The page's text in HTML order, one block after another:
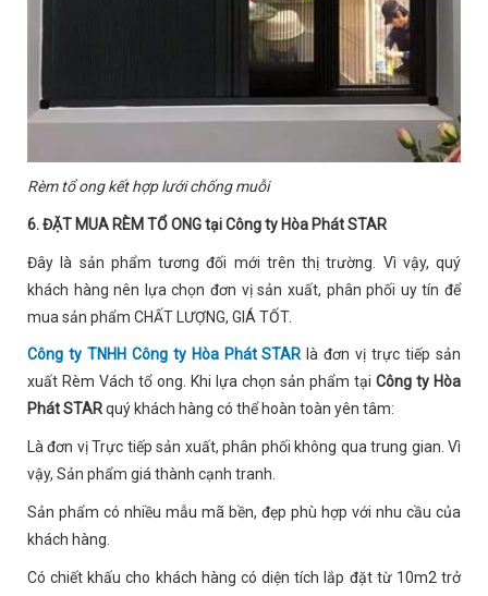
Rèm tổ ong kết hợp lưới chống muỗi
6. ĐẶT MUA RÈM TỔ ONG tại Công ty Hòa Phát STAR
Đây là sản phẩm tương đối mới trên thị trường. Vì vậy, quý
khách hàng nên lựa chọn đơn vị sản xuất, phân phối uy tín để
mua sản phẩm CHẤT LƯỢNG, GIÁ TỐT.
Công ty TNHH Công ty Hòa Phát STAR là đơn vị trực tiếp sản
xuất Rèm Vách tổ ong. Khi lựa chọn sản phẩm tại Công ty Hòa
Phát STARquý khách hàng có thể hoàn toàn yên tâm:
Là đơn vị Trực tiếp sản xuất, phân phối không qua trung gian. Vì
vậy, Sản phẩm giá thành cạnh tranh.
Sản phẩm có nhiều mẫu mã bền, đẹp phù hợp với nhu cầu của
khách hàng.
Có chiết khấu cho khách hàng có diện tích lắp đặt từ 10m2 trở